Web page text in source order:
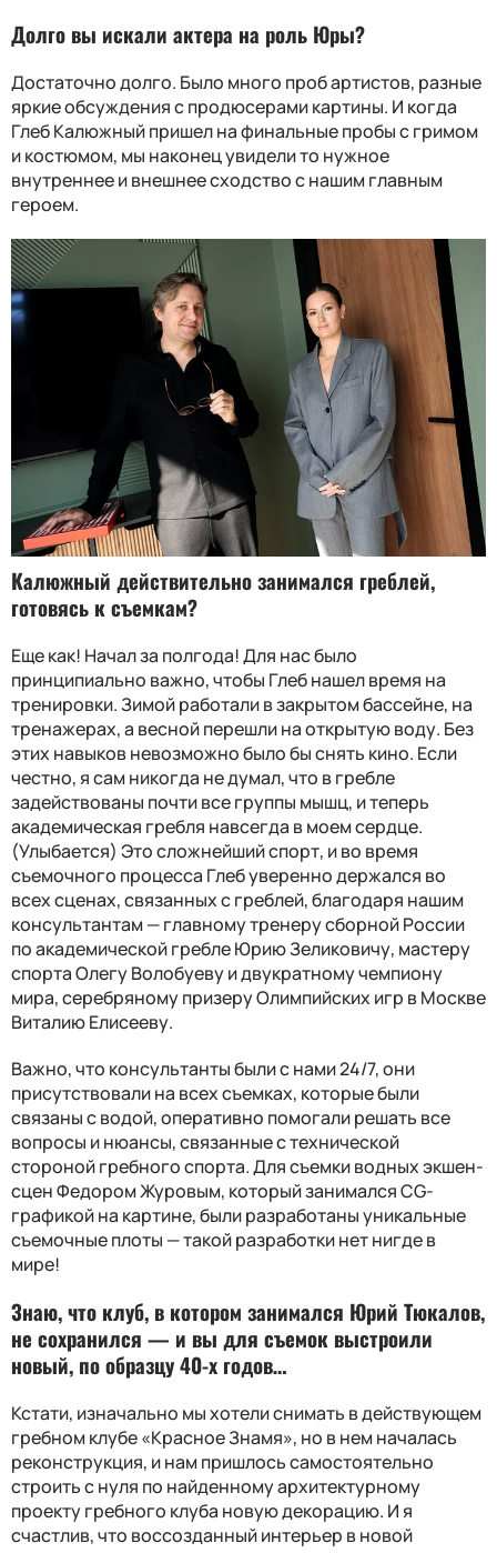
Долго вы искали актера на роль Юры?
Достаточно долго. Было много проб артистов, разные
яркие обсуждения с продюсерами картины. И когда
Глеб Калюжный пришел на финальные пробы с гримом
и костюмом, мы наконец увидели то нужное
внутреннее и внешнее сходство с нашим главным
героем.
Калюжный действительно занимался греблей,
готовясь к съемкам?
Еще как! Начал за полгода! Для нас было
принципиально важно, чтобы Глеб нашел время на
тренировки. Зимой работали в закрытом бассейне, на
тренажерах, а весной перешли на открытую воду. Без
этих навыков невозможно было бы снять кино. Если
честно, я сам никогда не думал, что в гребле
задействованы почти все группы мышц, и теперь
академическая гребля навсегда в моем сердце.
(Улыбается) Это сложнейший спорт, и во время
съемочного процесса Глеб уверенно держался во
всех сценах, связанных с греблей, благодаря нашим
консультантам — главному тренеру сборной России
по академической гребле Юрию Зеликовичу, мастеру
спорта Олегу Волобуеву и двукратному чемпиону
мира, серебряному призеру Олимпийских игр в Москве
Виталию Елисееву.
Важно, что консультанты были с нами 24/7, они
присутствовали на всех съемках, которые были
связаны с водой, оперативно помогали решать все
вопросы и нюансы, связанные с технической
стороной гребного спорта. Для съемки водных экшен-
сцен Федором Журовым, который занималсяCG-
графикой на картине, были разработаны уникальные
съемочные плоты — такой разработки нет нигде в
мире!
Знаю, что клуб, в котором занимался Юрий Тюкалов,
не сохранился — и вы для съемок выстроили
новый, по образцу 40-х годов…
Кстати, изначально мы хотели снимать в действующем
гребном клубе «Красное Знамя», но в нем началась
реконструкция, и нам пришлось самостоятельно
строить с нуля по найденному архитектурному
проекту гребного клуба новую декорацию. И я
счастлив, что воссозданный интерьер в новой